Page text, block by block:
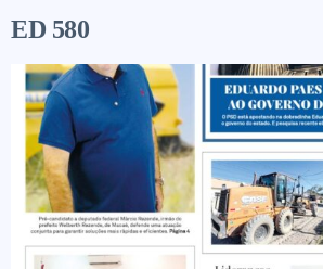
ED 580